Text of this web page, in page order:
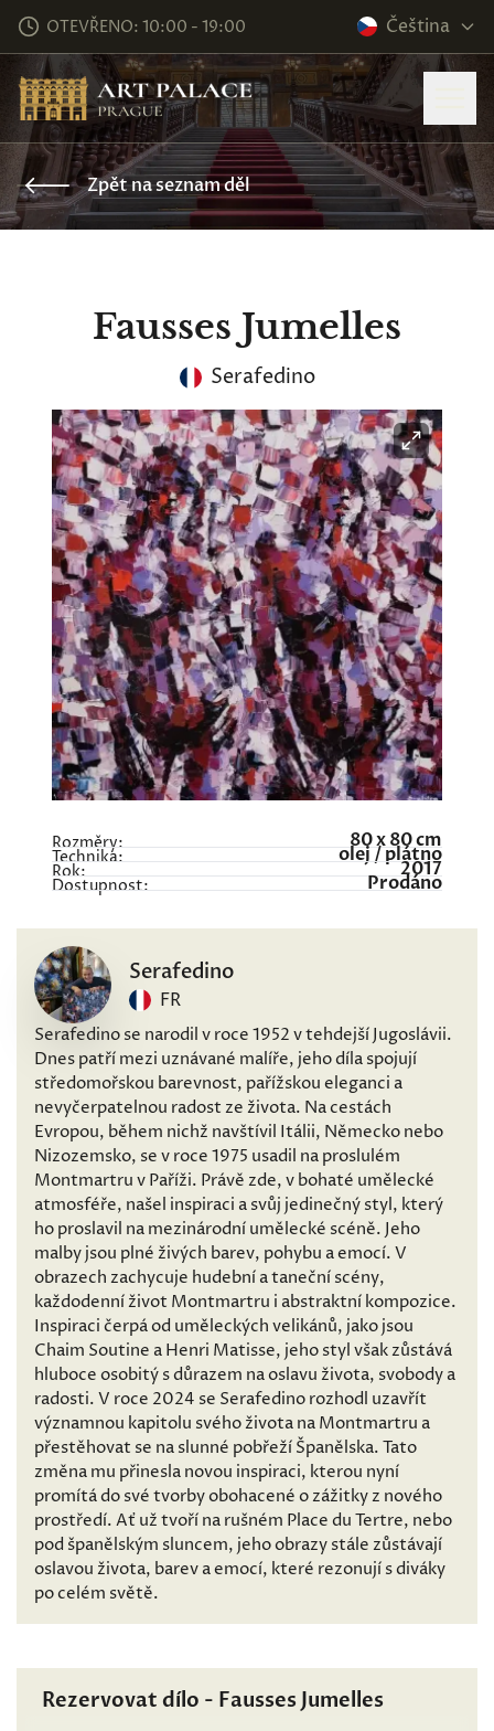
OTEVŘENO: 10:00 - 19:00 Čeština
Zpět na seznam děl
Fausses Jumelles
Serafedino
Rozměry: 80 x 80 cm
Technika: olej / plátno
Rok: 2017
Dostupnost: Prodáno
Serafedino
FR
Serafedino se narodil v roce 1952 v tehdejší Jugoslávii.
Dnes patří mezi uznávané malíře, jeho díla spojují
středomořskou barevnost, pařížskou eleganci a
nevyčerpatelnou radost ze života. Na cestách
Evropou, během nichž navštívil Itálii, Německo nebo
Nizozemsko, se v roce 1975 usadil na proslulém
Montmartru v Paříži. Právě zde, v bohaté umělecké
atmosféře, našel inspiraci a svůj jedinečný styl, který
ho proslavil na mezinárodní umělecké scéně. Jeho
malby jsou plné živých barev, pohybu a emocí. V
obrazech zachycuje hudební a taneční scény,
každodenní život Montmartru i abstraktní kompozice.
Inspiraci čerpá od uměleckých velikánů, jako jsou
Chaim Soutine a Henri Matisse, jeho styl však zůstává
hluboce osobitý s důrazem na oslavu života, svobody a
radosti. V roce 2024 se Serafedino rozhodl uzavřít
významnou kapitolu svého života na Montmartru a
přestěhovat se na slunné pobřeží Španělska. Tato
změna mu přinesla novou inspiraci, kterou nyní
promítá do své tvorby obohacené o zážitky z nového
prostředí. Ať už tvoří na rušném Place du Tertre, nebo
pod španělským sluncem, jeho obrazy stále zůstávají
oslavou života, barev a emocí, které rezonují s diváky
po celém světě.
Rezervovat dílo - Fausses Jumelles